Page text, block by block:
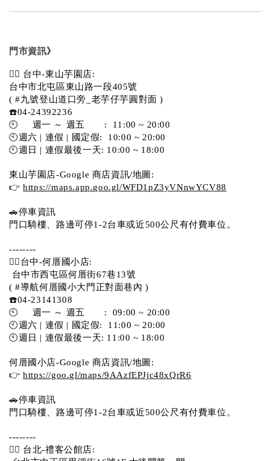
門市資訊》
💁‍♀️ 台中-東山芋園店:
台中市北屯區東山路一段405號
( #九號登山道口旁_老芋仔芋圓對面 )
☎️04-24392236
🕙     週一 ～ 週五       :  11:00 ~ 20:00
🕙週六 | 連假 | 國定假:  10:00 ~ 20:00
🕙週日 | 連假最後一天: 10:00 ~ 18:00
東山芋園店-Google 商店資訊/地圖:
👉 https://maps.app.goo.gl/WFD1pZ3yVNnwYCV88
🚗停車資訊
門口騎樓、路邊可停1-2台車或近500公尺有付費車位。
--------
💁‍♀️台中-何厝國小店:
台中市西屯區何厝街67巷13號
( #導航何厝國小大門正對面巷內 )
☎️04-23141308
🕙     週一 ～ 週五       :  09:00 ~ 20:00
🕙週六 | 連假 | 國定假:  11:00 ~ 20:00
🕙週日 | 連假最後一天: 11:00 ~ 18:00
何厝國小店-Google 商店資訊/地圖:
👉 https://goo.gl/maps/9AAzfEPJjc48xQrR6
🚗停車資訊
門口騎樓、路邊可停1-2台車或近500公尺有付費車位。
--------
💁‍♀️ 台北-禮客公館店: